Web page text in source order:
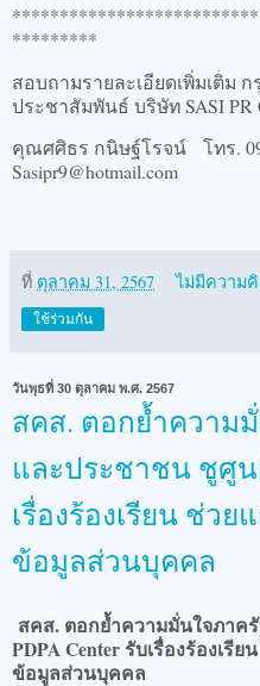
*********
สอบถามรายละเอียดเพิ่มเติม
ประชาสัมพันธ์ บริษัท SASI PR
คุณศศิธร กนิษฐ์โรจน์ โทร.
Sasipr9@hotmail.com
ที่ ตุลาคม 31, 2567 ไม่มีความ
ใช้ร่วมกัน
วันพุธที่ 30 ตุลาคม พ.ศ. 2567
สคส. ตอกย้ำความ
และประชาชน ชูศูน
เรื่องร้องเรียน ช่ว
ข้อมูลส่วนบุคคล
สคส. ตอกย้ำความมั่นใจภาค
PDPA Center รับเรื่องร้องเรี
ข้อมูลส่วนบุคคล